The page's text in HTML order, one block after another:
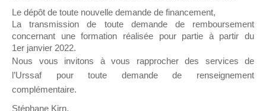
sur lequel il est possible de laisser un message
ou poser une question.
NB : Il est nécessaire d’être
pouvoir rejoindre ce groupe
Le dépôt de toute nouvelle demande de financement,
La transmission de toute demande de remboursement
concernant une formation réalisée pour partie à partir du
1er janvier 2022.
Nous vous invitons à vous rapprocher des services de
l’Urssaf pour toute demande de renseignement
complémentaire.
Stéphane Kirn,